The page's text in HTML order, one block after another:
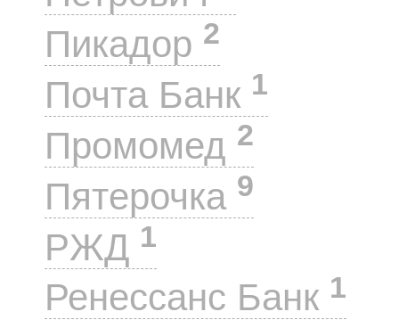
Пикадор 2
Почта Банк 1
Промомед 2
Пятерочка 9
РЖД 1
Ренессанс Банк 1